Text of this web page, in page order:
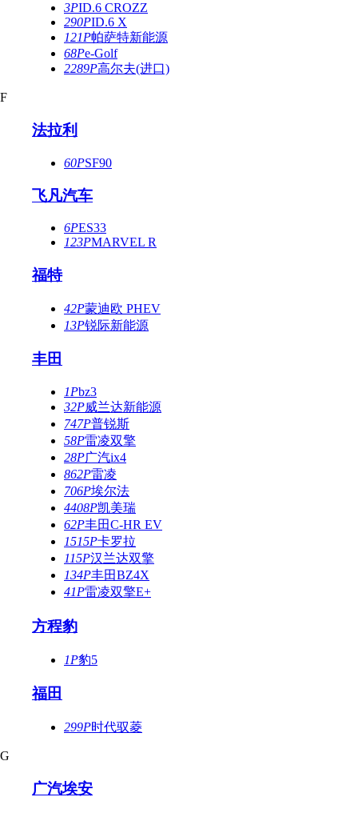
3PID.6 CROZZ
290PID.6 X
121P帕萨特新能源
68Pe-Golf
2289P高尔夫(进口)
F
法拉利
60PSF90
飞凡汽车
6PES33
123PMARVEL R
福特
42P蒙迪欧 PHEV
13P锐际新能源
丰田
1Pbz3
32P威兰达新能源
747P普锐斯
58P雷凌双擎
28P广汽ix4
862P雷凌
706P埃尔法
4408P凯美瑞
62P丰田C-HR EV
1515P卡罗拉
115P汉兰达双擎
134P丰田BZ4X
41P雷凌双擎E+
方程豹
1P豹5
福田
299P时代驭菱
G
广汽埃安